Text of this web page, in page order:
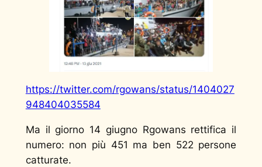
https://twitter.com/rgowans/status/1404027
948404035584
Ma il giorno 14 giugno Rgowans rettifica il
numero: non più 451 ma ben 522 persone
catturate.